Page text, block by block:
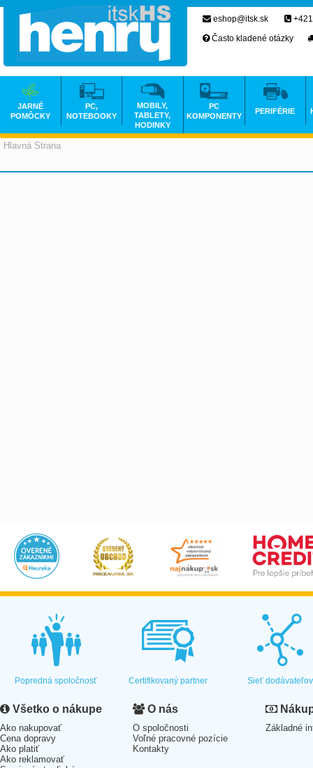
Hlavná Strana
eshop@itsk.sk
Často kladené otázky
JARNÉ
POMÔCKY
PC,
NOTEBOOKY
MOBILY,
TABLETY,
HODINKY
PC
KOMPONENTY
PERIFÉRIE
Popredná spoločnosť Certifikovaný partner Sieť dodávateľov
Všetko o nákupe
Ako nakupovať
Cena dopravy
Ako platiť
Ako reklamovať
O nás
O spoločnosti
Voľné pracovné pozície
Kontakty
Základné